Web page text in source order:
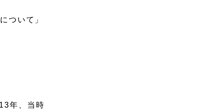
ついて」
年、当時